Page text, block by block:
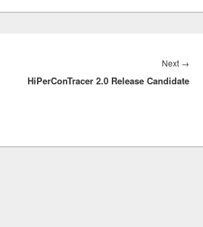
Next →
post:
HiPerConTracer 2.0 Release Candidate